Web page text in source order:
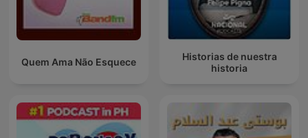
Quem Ama Não Esquece
Historias de nuestra
historia